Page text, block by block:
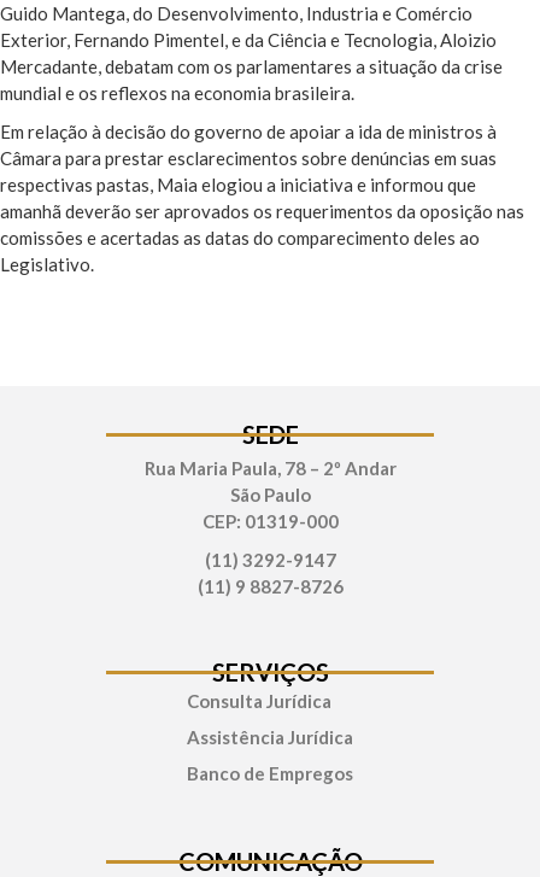
Guido Mantega, do Desenvolvimento, Industria e Comércio
Exterior, Fernando Pimentel, e da Ciência e Tecnologia, Aloizio
Mercadante, debatam com os parlamentares a situação da crise
mundial e os reflexos na economia brasileira.
Em relação à decisão do governo de apoiar a ida de ministros à
Câmara para prestar esclarecimentos sobre denúncias em suas
respectivas pastas, Maia elogiou a iniciativa e informou que
amanhã deverão ser aprovados os requerimentos da oposição nas
comissões e acertadas as datas do comparecimento deles ao
Legislativo.
SEDE
Rua Maria Paula, 78 – 2º Andar
São Paulo
CEP: 01319-000
(11) 3292-9147
(11) 9 8827-8726
SERVIÇOS
Consulta Jurídica
Assistência Jurídica
Banco de Empregos
COMUNICAÇÃO